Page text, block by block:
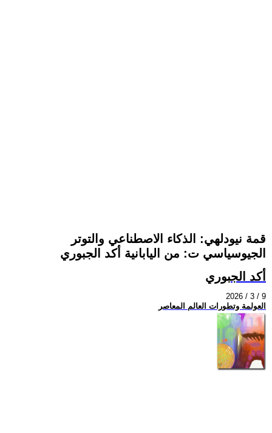
قمة نيودلهي: الذكاء الاصطناعي والتوتر
الجيوسياسي ت: من اليابانية أكد الجبوري
أكد الجبوري
2026 / 3 / 9
العولمة وتطورات العالم المعاصر